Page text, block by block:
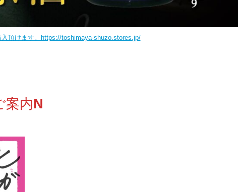
入頂けます。https://toshimaya-shuzo.stores.jp/
案内N